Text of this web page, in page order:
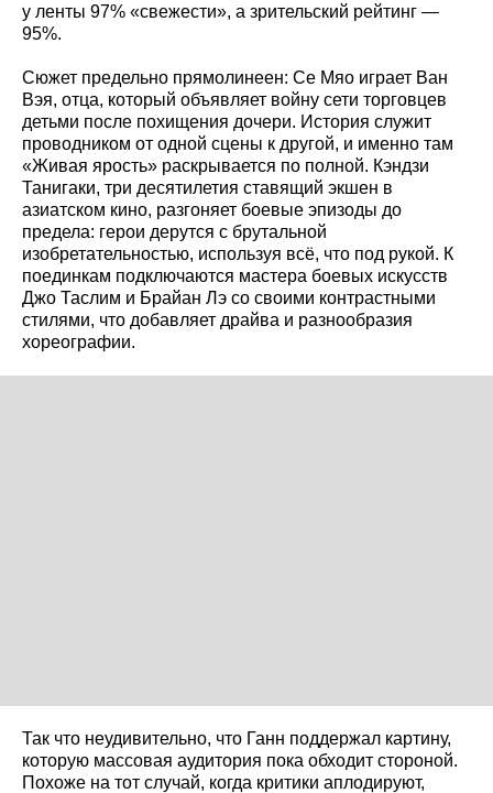
у ленты 97% «свежести», а зрительский рейтинг —
95%.
Сюжет предельно прямолинеен: Се Мяо играет Ван
Вэя, отца, который объявляет войну сети торговцев
детьми после похищения дочери. История служит
проводником от одной сцены к другой, и именно там
«Живая ярость» раскрывается по полной. Кэндзи
Танигаки, три десятилетия ставящий экшен в
азиатском кино, разгоняет боевые эпизоды до
предела: герои дерутся с брутальной
изобретательностью, используя всё, что под рукой. К
поединкам подключаются мастера боевых искусств
Джо Таслим и Брайан Лэ со своими контрастными
стилями, что добавляет драйва и разнообразия
хореографии.
Так что неудивительно, что Ганн поддержал картину,
которую массовая аудитория пока обходит стороной.
Похоже на тот случай, когда критики аплодируют,